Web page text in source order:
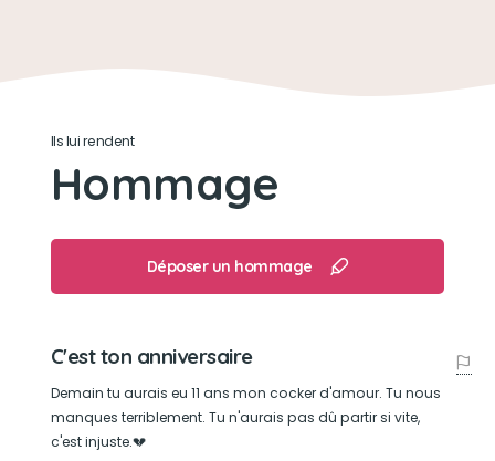
Tous ses ballons
Son loisir préféré
Jouer avec son ballon de basket dégonflé
Ils lui rendent
Hommage
Déposer un hommage
C'est ton anniversaire
Demain tu aurais eu 11 ans mon cocker d'amour. Tu nous
manques terriblement. Tu n'aurais pas dû partir si vite,
c'est injuste.💔